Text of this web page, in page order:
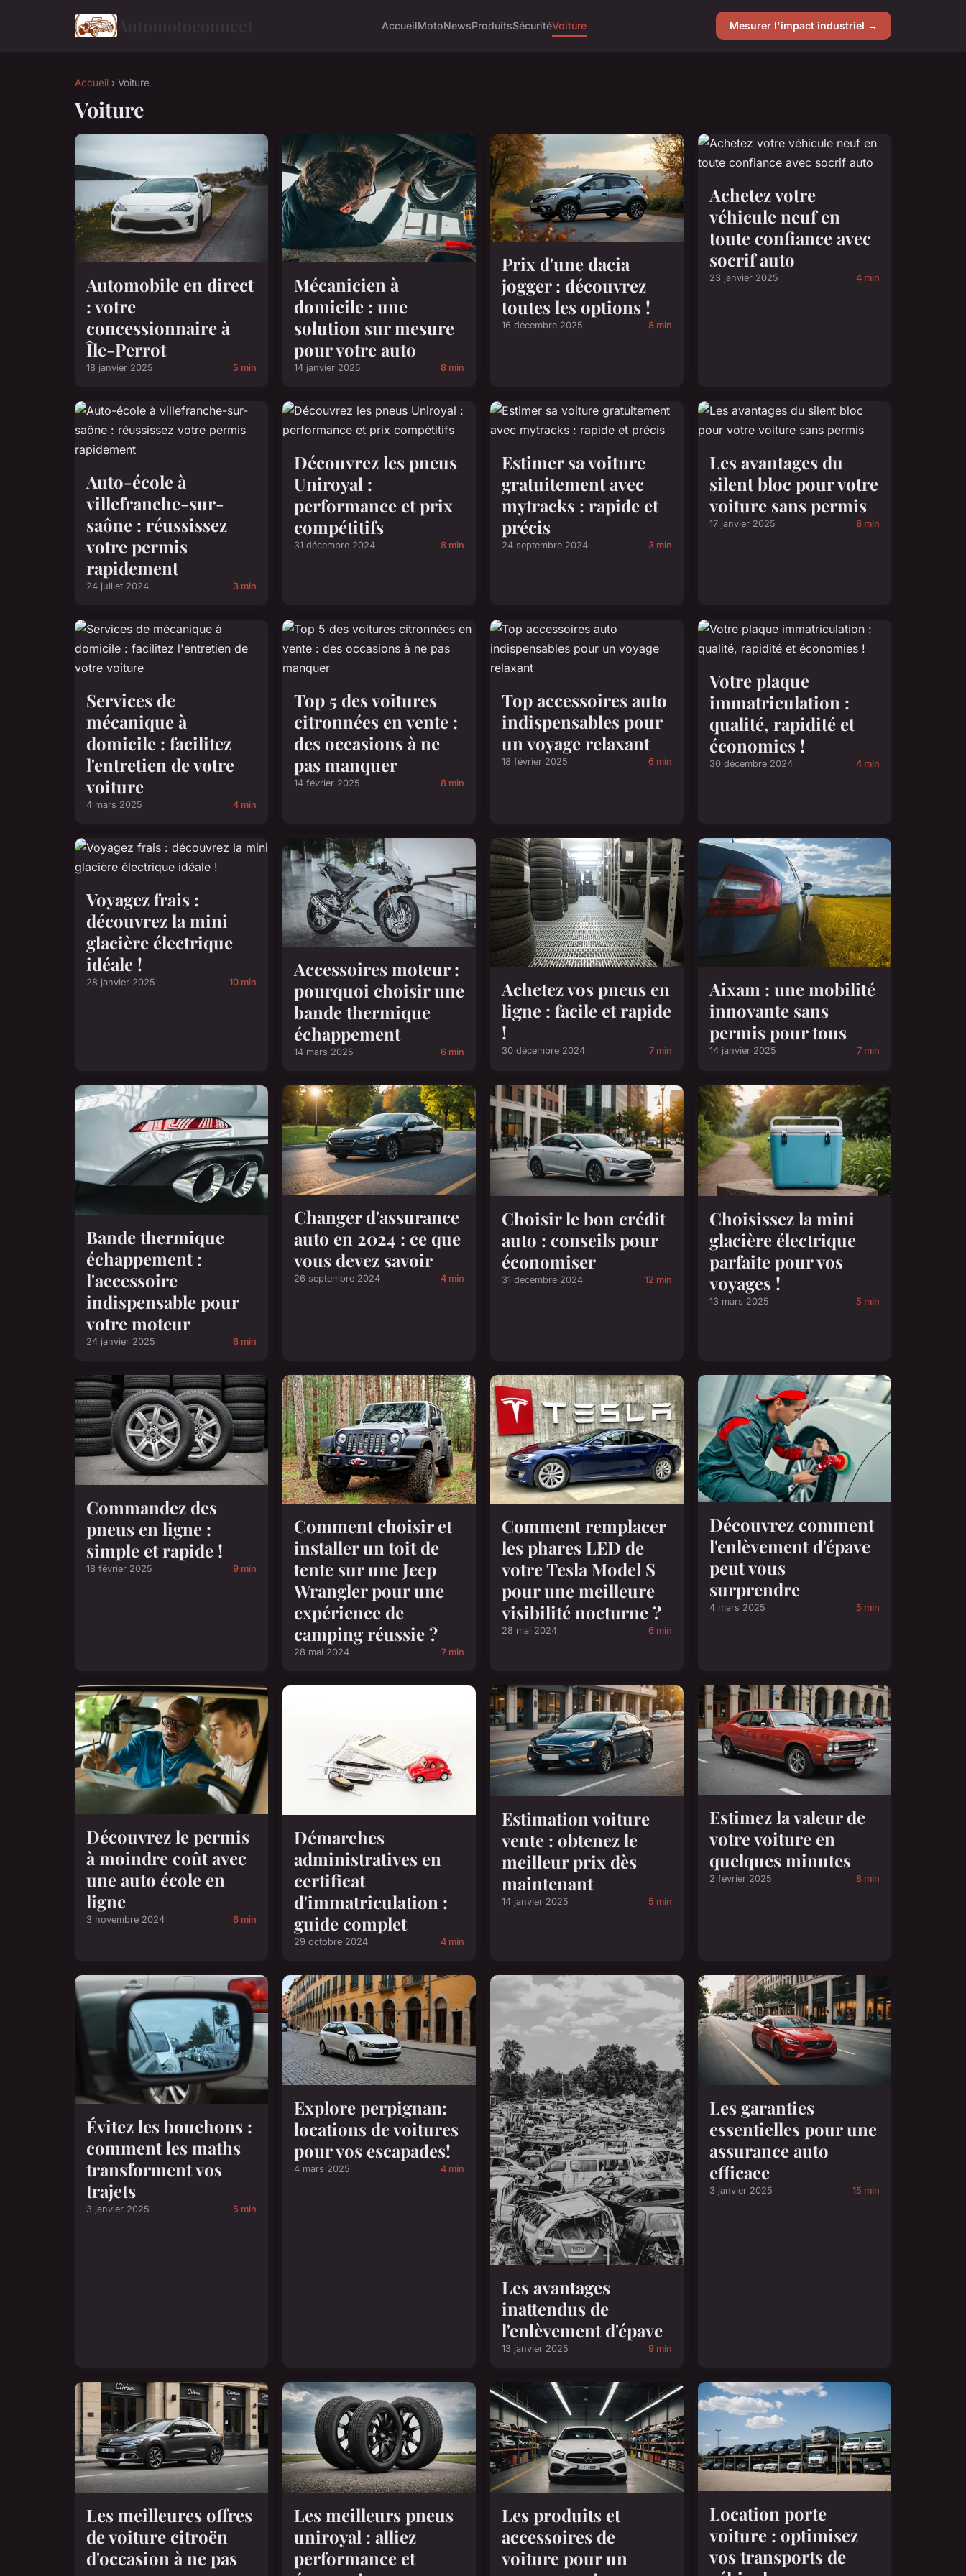
Automotoconnect AccueilMotoNewsProduitsSécuritéVoiture Mesurer l'impact industriel →
Accueil › Voiture
Voiture
Automobile en direct
: votre
concessionnaire à
Île-Perrot
18 janvier 2025 5 min
Mécanicien à
domicile : une
solution sur mesure
pour votre auto
14 janvier 2025 8 min
Prix d'une dacia
jogger : découvrez
toutes les options !
16 décembre 2025 8 min
Achetez votre
véhicule neuf en
toute confiance avec
socrif auto
23 janvier 2025 4 min
Auto-école à
villefranche-sur-
saône : réussissez
votre permis
rapidement
24 juillet 2024 3 min
Découvrez les pneus
Uniroyal :
performance et prix
compétitifs
31 décembre 2024 8 min
Estimer sa voiture
gratuitement avec
mytracks : rapide et
précis
24 septembre 2024 3 min
Les avantages du
silent bloc pour votre
voiture sans permis
17 janvier 2025 8 min
Services de
mécanique à
domicile : facilitez
l'entretien de votre
voiture
4 mars 2025 4 min
Top 5 des voitures
citronnées en vente :
des occasions à ne
pas manquer
14 février 2025 8 min
Top accessoires auto
indispensables pour
un voyage relaxant
18 février 2025 6 min
Votre plaque
immatriculation :
qualité, rapidité et
économies !
30 décembre 2024 4 min
Voyagez frais :
découvrez la mini
glacière électrique
idéale !
28 janvier 2025 10 min
Accessoires moteur :
pourquoi choisir une
bande thermique
échappement
14 mars 2025 6 min
Achetez vos pneus en
ligne : facile et rapide
!
30 décembre 2024 7 min
Aixam : une mobilité
innovante sans
permis pour tous
14 janvier 2025 7 min
Bande thermique
échappement :
l'accessoire
indispensable pour
votre moteur
24 janvier 2025 6 min
Changer d'assurance
auto en 2024 : ce que
vous devez savoir
26 septembre 2024 4 min
Choisir le bon crédit
auto : conseils pour
économiser
31 décembre 2024 12 min
Choisissez la mini
glacière électrique
parfaite pour vos
voyages !
13 mars 2025 5 min
Commandez des
pneus en ligne :
simple et rapide !
18 février 2025 9 min
Comment choisir et
installer un toit de
tente sur une Jeep
Wrangler pour une
expérience de
camping réussie ?
28 mai 2024 7 min
Comment remplacer
les phares LED de
votre Tesla Model S
pour une meilleure
visibilité nocturne ?
28 mai 2024 6 min
Découvrez comment
l'enlèvement d'épave
peut vous
surprendre
4 mars 2025 5 min
Découvrez le permis
à moindre coût avec
une auto école en
ligne
3 novembre 2024 6 min
Démarches
administratives en
certificat
d'immatriculation :
guide complet
29 octobre 2024 4 min
Estimation voiture
vente : obtenez le
meilleur prix dès
maintenant
14 janvier 2025 5 min
Estimez la valeur de
votre voiture en
quelques minutes
2 février 2025 8 min
Évitez les bouchons :
comment les maths
transforment vos
trajets
3 janvier 2025 5 min
Explore perpignan:
locations de voitures
pour vos escapades!
4 mars 2025 4 min
Les avantages
inattendus de
l'enlèvement d'épave
13 janvier 2025 9 min
Les garanties
essentielles pour une
assurance auto
efficace
3 janvier 2025 15 min
Les meilleures offres
de voiture citroën
d'occasion à ne pas
Les meilleurs pneus
uniroyal : alliez
performance et
Les produits et
accessoires de
voiture pour un
Location porte
voiture : optimisez
vos transports de